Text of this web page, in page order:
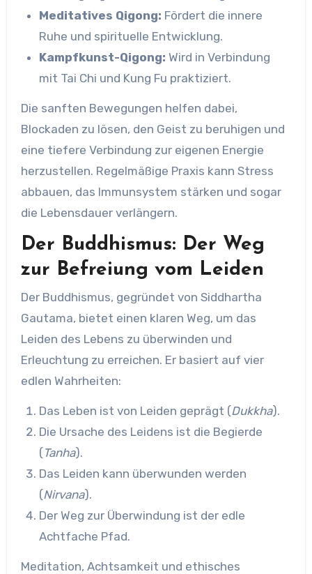
Meditatives Qigong: Fördert die innere
Ruhe und spirituelle Entwicklung.
Kampfkunst-Qigong: Wird in Verbindung
mit Tai Chi und Kung Fu praktiziert.
Die sanften Bewegungen helfen dabei,
Blockaden zu lösen, den Geist zu beruhigen und
eine tiefere Verbindung zur eigenen Energie
herzustellen. Regelmäßige Praxis kann Stress
abbauen, das Immunsystem stärken und sogar
die Lebensdauer verlängern.
Der Buddhismus: Der Weg
zur Befreiung vom Leiden
Der Buddhismus, gegründet von Siddhartha
Gautama, bietet einen klaren Weg, um das
Leiden des Lebens zu überwinden und
Erleuchtung zu erreichen. Er basiert auf vier
edlen Wahrheiten:
Das Leben ist von Leiden geprägt (Dukkha).
Die Ursache des Leidens ist die Begierde
( Tanha).
Das Leiden kann überwunden werden
(Nirvana).
Der Weg zur Überwindung ist der edle
Achtfache Pfad.
Meditation, Achtsamkeit und ethisches